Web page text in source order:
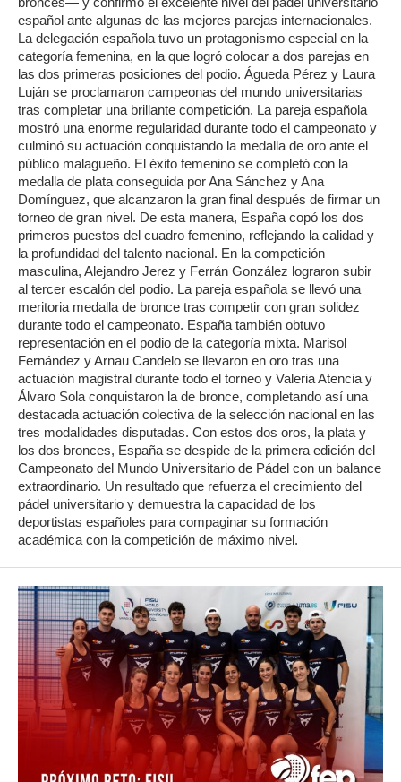
español ante algunas de las mejores parejas internacionales.
La delegación española tuvo un protagonismo especial en la
categoría femenina, en la que logró colocar a dos parejas en
las dos primeras posiciones del podio. Águeda Pérez y Laura
Luján se proclamaron campeonas del mundo universitarias
tras completar una brillante competición. La pareja española
mostró una enorme regularidad durante todo el campeonato y
culminó su actuación conquistando la medalla de oro ante el
público malagueño. El éxito femenino se completó con la
medalla de plata conseguida por Ana Sánchez y Ana
Domínguez, que alcanzaron la gran final después de firmar un
torneo de gran nivel. De esta manera, España copó los dos
primeros puestos del cuadro femenino, reflejando la calidad y
la profundidad del talento nacional. En la competición
masculina, Alejandro Jerez y Ferrán González lograron subir
al tercer escalón del podio. La pareja española se llevó una
meritoria medalla de bronce tras competir con gran solidez
durante todo el campeonato. España también obtuvo
representación en el podio de la categoría mixta. Marisol
Fernández y Arnau Candelo se llevaron en oro tras una
actuación magistral durante todo el torneo y Valeria Atencia y
Álvaro Sola conquistaron la de bronce, completando así una
destacada actuación colectiva de la selección nacional en las
tres modalidades disputadas. Con estos dos oros, la plata y
los dos bronces, España se despide de la primera edición del
Campeonato del Mundo Universitario de Pádel con un balance
extraordinario. Un resultado que refuerza el crecimiento del
pádel universitario y demuestra la capacidad de los
deportistas españoles para compaginar su formación
académica con la competición de máximo nivel.